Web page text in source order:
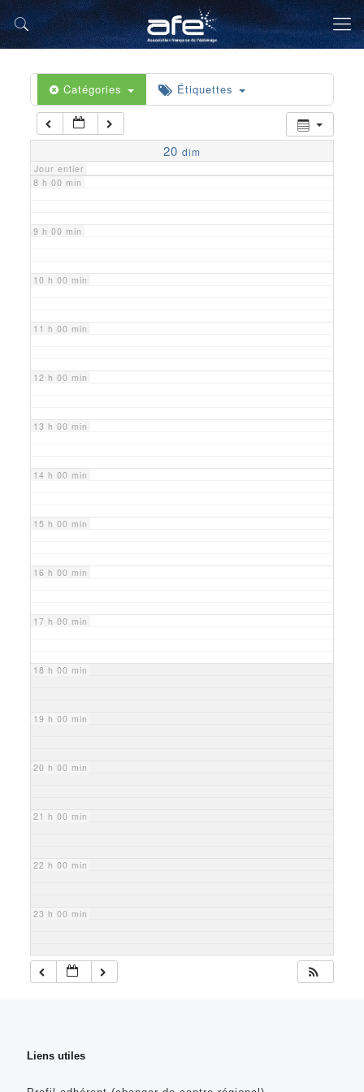
Catégories Étiquettes
20 dim
Jour entier
5 h 00 min
6 h 00 min
7 h 00 min
8 h 00 min
9 h 00 min
10 h 00 min
11 h 00 min
12 h 00 min
13 h 00 min
14 h 00 min
15 h 00 min
16 h 00 min
17 h 00 min
18 h 00 min
19 h 00 min
20 h 00 min
21 h 00 min
22 h 00 min
23 h 00 min
Liens utiles